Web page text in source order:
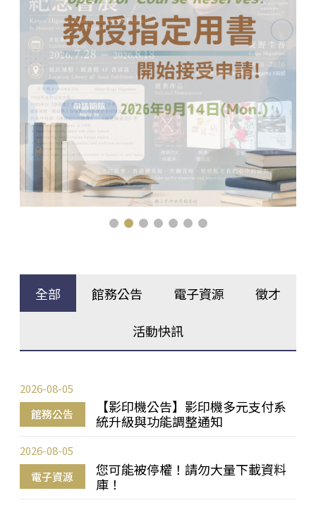
全部 館務公告 電子資源 徵才
活動快訊
館務公告
【影印機公告】影印機多元支付系
統升級與功能調整通知
2026-08-05
電子資源
您可能被停權！請勿大量下載資料
庫！
2026-08-05